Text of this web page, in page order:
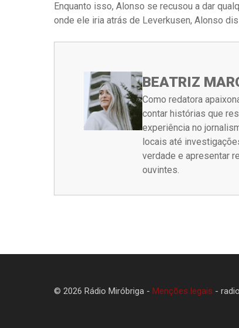
Enquanto isso, Alonso se recusou a dar
onde ele iria atrás de Leverkusen, Alonso
BEATRIZ
Como redatora
contar histórias que
experiência no
locais até
verdade e apresentar
ouvintes.
© 2026 Rádio Miróbriga - Menções legais -